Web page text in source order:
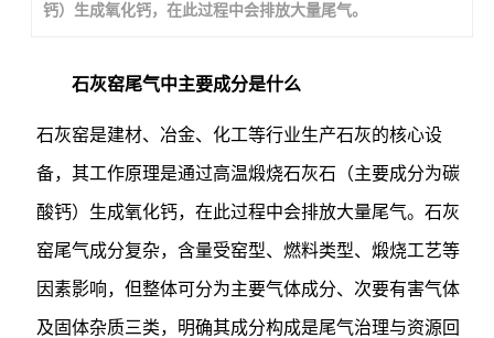
钙）生成氧化钙，在此过程中会排放大量尾气。
石灰窑尾气中主要成分是什么
石灰窑是建材、冶金、化工等行业生产石灰的核心设
备，其工作原理是通过高温煅烧石灰石（主要成分为碳
酸钙）生成氧化钙，在此过程中会排放大量尾气。石灰
窑尾气成分复杂，含量受窑型、燃料类型、煅烧工艺等
因素影响，但整体可分为主要气体成分、次要有害气体
及固体杂质三类，明确其成分构成是尾气治理与资源回